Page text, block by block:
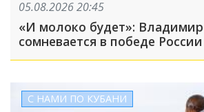
05.08.2026 20:45
«И молоко будет»:
сомневается в победе России
С НАМИ ПО КУБАНИ